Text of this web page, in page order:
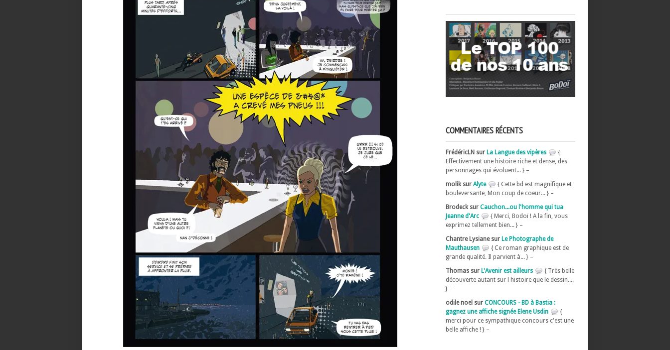
COMMENTAIRES RÉCENTS
FrédéricLN sur La Langue des vipères
{
Effectivement une histoire riche et dense, des
personnages qui évoluent... } –
molik sur Alyte
{ Cette bd est magnifique et
bouleversante, Mon coup de coeur... } –
Brodeck sur Cauchon...ou l'homme qui tua
Jeanne d'Arc
{ Merci, Bodoï ! A la fin, vous
exprimez tellement bien... } –
Chantre Lysiane sur Le Photographe de
Mauthausen
{ Ce roman graphique est de
grande qualité. Il parvient à... } –
Thomas sur L'Avenir est ailleurs
{ Très belle
découverte autant sur l histoire que le dessin....
} –
odile noel sur CONCOURS - BD à Bastia :
gagnez une affiche signée Elene Usdin
{
merci pour ce sympathique concours c'est une
belle affiche ! } –